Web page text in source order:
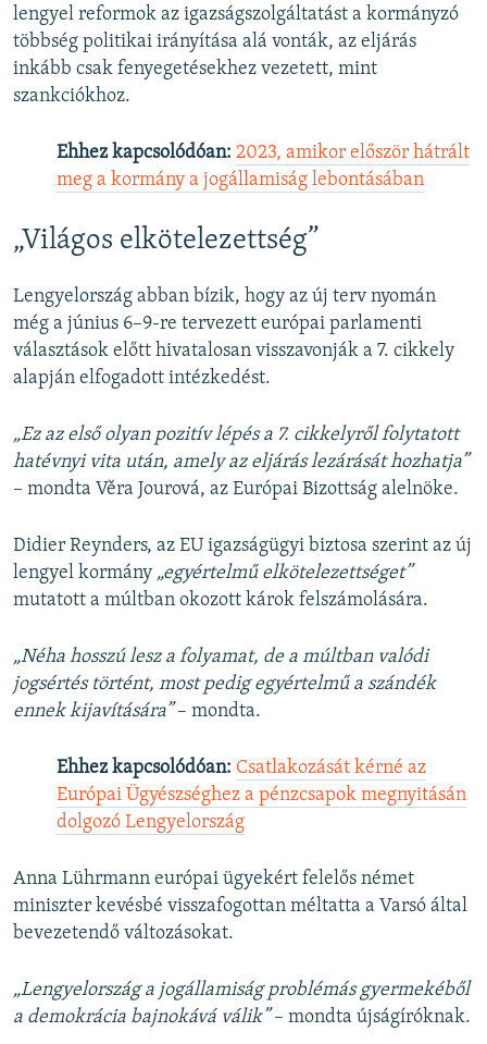
lengyel reformok az igazságszolgáltatást a kormányzó
többség politikai irányítása alá vonták, az eljárás
inkább csak fenyegetésekhez vezetett, mint
szankciókhoz.
Ehhez kapcsolódóan: 2023, amikor először hátrált
meg a kormány a jogállamiság lebontásában
„Világos elkötelezettség”
Lengyelország abban bízik, hogy az új terv nyomán
még a június 6–9-re tervezett európai parlamenti
választások előtt hivatalosan visszavonják a 7. cikkely
alapján elfogadott intézkedést.
„Ez az első olyan pozitív lépés a 7. cikkelyről folytatott
hatévnyi vita után, amely az eljárás lezárását hozhatja”
– mondta Věra Jourová, az Európai Bizottság alelnöke.
Didier Reynders, az EU igazságügyi biztosa szerint az új
lengyel kormány „egyértelmű elkötelezettséget”
mutatott a múltban okozott károk felszámolására.
„Néha hosszú lesz a folyamat, de a múltban valódi
jogsértés történt, most pedig egyértelmű a szándék
ennek kijavítására”– mondta.
Ehhez kapcsolódóan: Csatlakozását kérné az
Európai Ügyészséghez a pénzcsapok megnyitásán
dolgozó Lengyelország
Anna Lührmann európai ügyekért felelős német
miniszter kevésbé visszafogottan méltatta a Varsó által
bevezetendő változásokat.
„Lengyelország a jogállamiság problémás gyermekéből
a demokrácia bajnokává válik”– mondta újságíróknak.